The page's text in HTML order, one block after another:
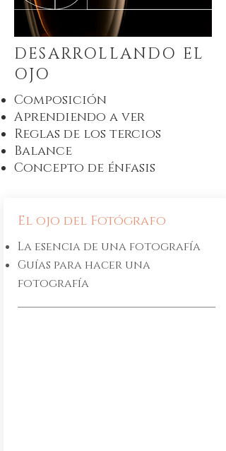
DESARROLLANDO EL
OJO
Composición
Aprendiendo a ver
Reglas de los tercios
Balance
Concepto de énfasis
El ojo del Fotógrafo
La esencia de una fotografía
Guías para hacer una
fotografía